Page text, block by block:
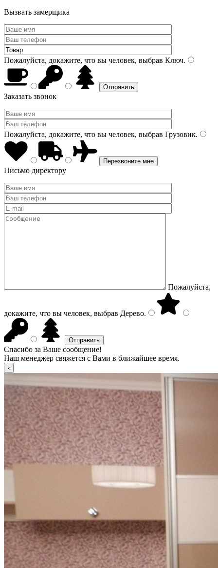
Вызвать замерщика
Пожалуйста, докажите, что вы человек, выбрав Ключ.
Заказать звонок
Пожалуйста, докажите, что вы человек, выбрав Грузовик.
Письмо директору
Пожалуйста,
докажите, что вы человек, выбрав Дерево.
Спасибо за Ваше сообщение!
Наш менеджер свяжется с Вами в ближайшее время.